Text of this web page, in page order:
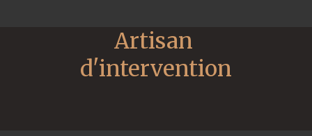
Artisan
d'intervention